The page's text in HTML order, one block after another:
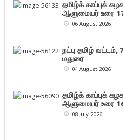
தமிழ்க் காப்புக்
ஆளுமையர் உரை
06 August 2026
நட்பு தமிழ்
மதுரை
04 August 2026
தமிழ்க் காப்புக்
ஆளுமையர் உரை
08 July 2026